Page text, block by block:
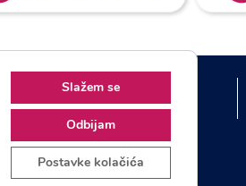
OIB
65880854546
Slažem se
Odbijam
Postavke kolačića